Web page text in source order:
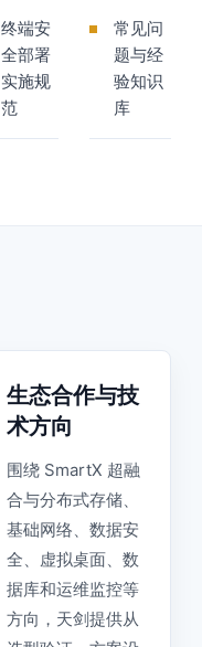
终端安
全部署
实施规
范
常见问
题与经
验知识
库
生态合作与技
术方向
围绕 SmartX 超融
合与分布式存储、
基础网络、数据安
全、虚拟桌面、数
据库和运维监控等
方向，天剑提供从